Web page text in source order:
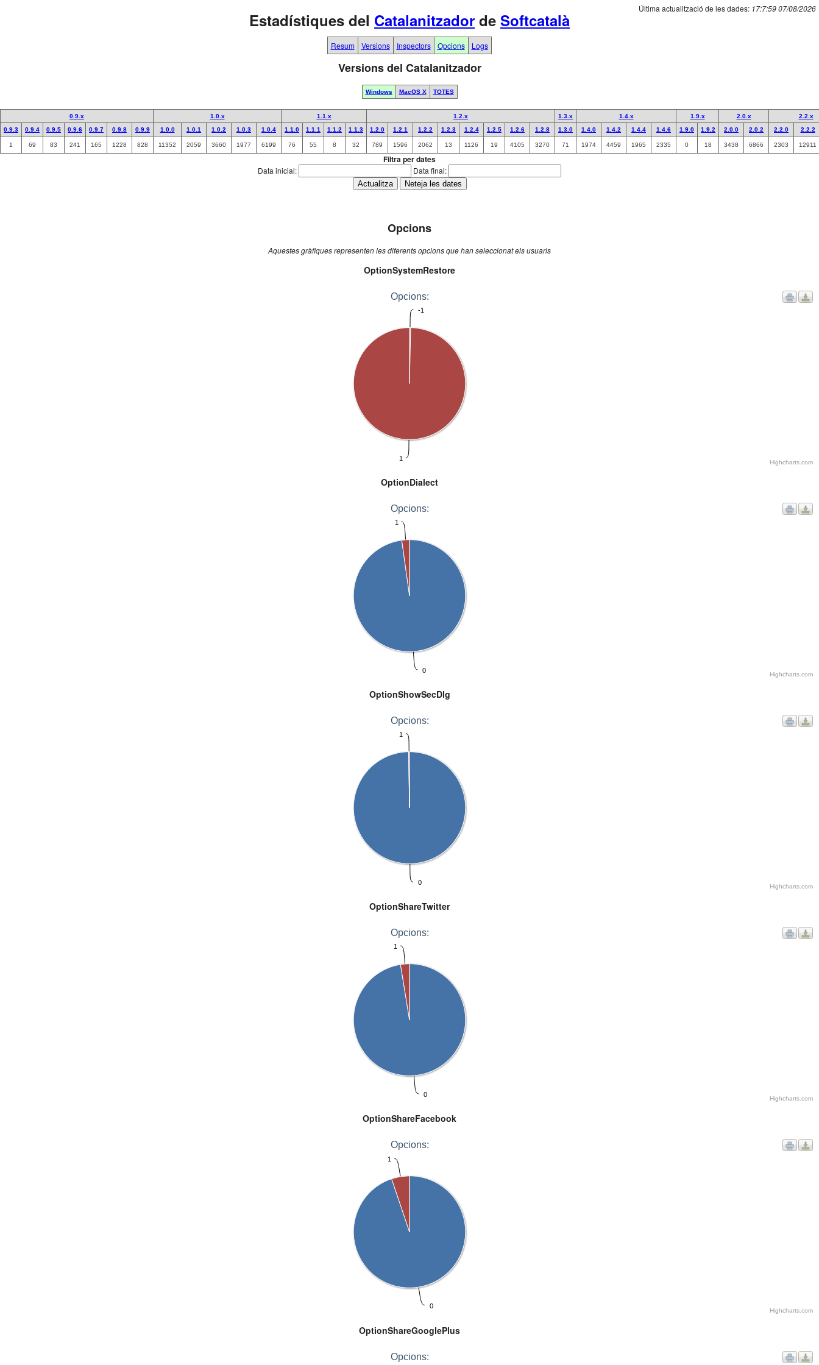
Estadístiques del Catalanitzador de Softcatalà
Última actualització de les dades: 17:7:59 07/08/2026
Resum Versions Inspectors Opcions Logs
Versions del Catalanitzador
Windows MacOS X TOTES
0.9.x 1.0.x 1.1.x 1.2.x 1.3.x 1.4.x 1.9.x 2.0.x
2.2.x
0.9.3
0.9.4 0.9.5 0.9.6 0.9.7 0.9.8 0.9.9 1.0.0 1.0.1 1.0.2 1.0.3 1.0.4 1.1.0 1.1.1 1.1.2 1.1.3 1.2.0 1.2.1 1.2.2 1.2.3 1.2.4 1.2.5 1.2.6 1.2.8 1.3.0 1.4.0 1.4.2 1.4.4 1.4.6 1.9.0 1.9.2 2.0.0 2.0.2 2.2.0 2.2.2
1 69 83 241 165 1228 828 11352 2059 3660 1977 6199 76 55 8 32 789 1596 2062 13 1126 19 4105 3270 71 1974 4459 1965 2335 0 18 3438 6866 2303 12911
Filtra per dates
Data inicial: Data final:
Opcions
Aquestes gràfiques representen les diferents opcions que han seleccionat els usuaris
OptionSystemRestore
Opcions:
-1
1
Highcharts.com
OptionDialect
Opcions:
0
1
Highcharts.com
OptionShowSecDlg
Opcions:
0
1
Highcharts.com
OptionShareTwitter
Opcions:
0
1
Highcharts.com
OptionShareFacebook
Opcions:
0
1
Highcharts.com
OptionShareGooglePlus
Opcions: